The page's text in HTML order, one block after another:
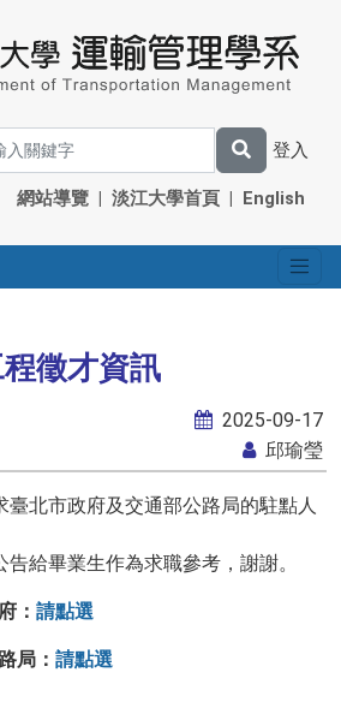
登入
網站導覽 | 淡江大學首頁 | English
徵才資訊
2025-09-17
邱瑜瑩
臺北市政府及交通部公路局的駐點人
給畢業生作為求職參考，謝謝。
： 請點選
局： 請點選